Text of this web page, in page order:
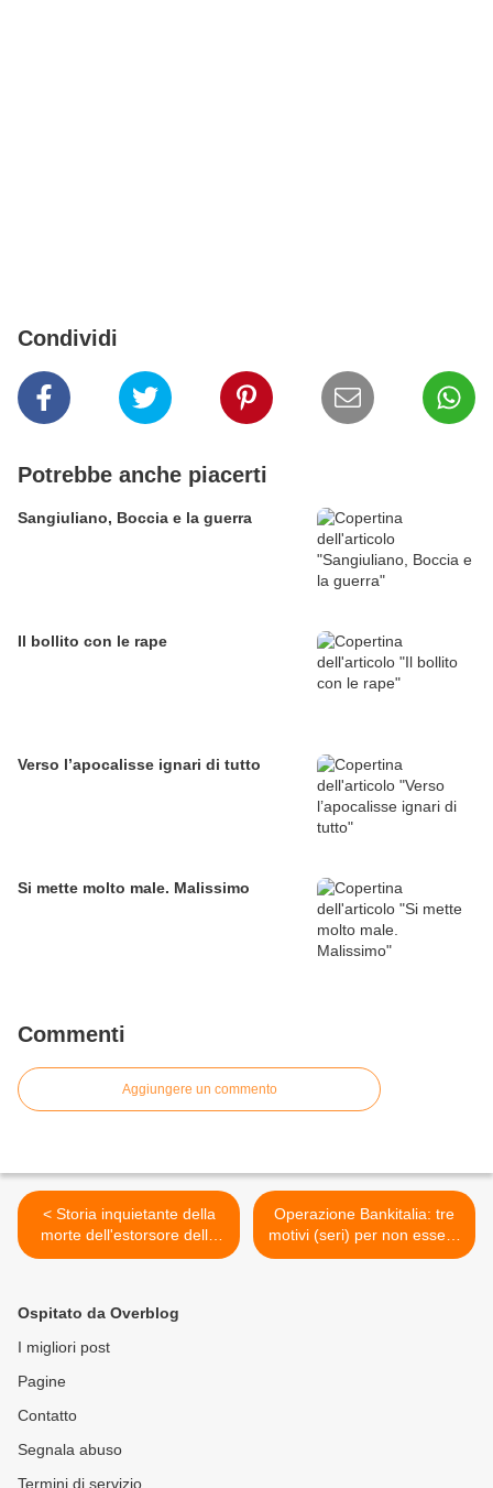
Condividi
Potrebbe anche piacerti
Sangiuliano, Boccia e la guerra
Il bollito con le rape
Verso l’apocalisse ignari di tutto
Si mette molto male. Malissimo
Commenti
Aggiungere un commento
< Storia inquietante della
morte dell'estorsore della
famiglia Boldrini
Operazione Bankitalia: tre
motivi (seri) per non essere
d’accordo >
Ospitato da Overblog
I migliori post
Pagine
Contatto
Segnala abuso
Termini di servizio